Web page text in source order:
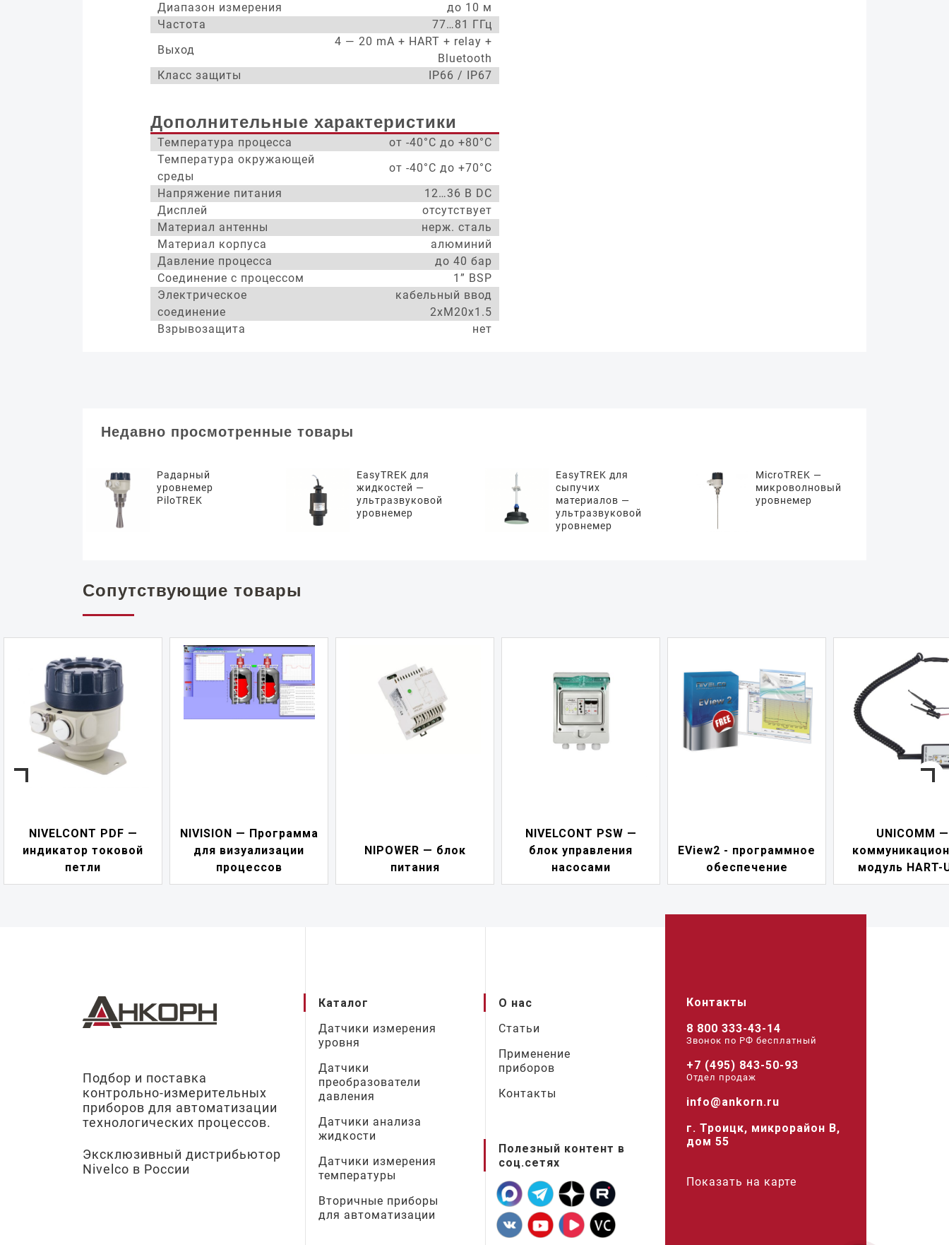
Диапазон измерения
до 10 м
Частота
77…81 ГГц
Выход
4 — 20 mA + HART + relay +
Bluetooth
Класс защиты
IP66 / IP67
Дополнительные характеристики
Температура процесса
от -40°С до +80°С
Температура окружающей
среды
от -40°С до +70°С
Напряжение питания
12…36 В DC
Дисплей
отсутствует
Материал антенны
нерж. сталь
Материал корпуса
алюминий
Давление процесса
до 40 бар
Соединение с процессом
1” BSP
Электрическое
соединение
кабельный ввод
2xM20x1.5
Взрывозащита
нет
Недавно просмотренные товары
Радарный
уровнемер
PiloTREK
EasyTREK для
жидкостей —
ультразвуковой
уровнемер
EasyTREK для
сыпучих
материалов —
ультразвуковой
уровнемер
MicroTREK —
микроволновый
уровнемер
Сопутствующие товары
NIVELCONT PDF —
индикатор токовой
петли
NIVISION — Программа
для визуализации
процессов
NIPOWER — блок
питания
NIVELCONT PSW —
блок управления
насосами
EView2 - программное
обеспечение
UNICOMM —
модуль HART-
Подбор и поставка
контрольно-измерительных
приборов для автоматизации
технологических процессов.
Эксклюзивный дистрибьютор
Nivelco в России
Каталог
Датчики измерения
уровня
Датчики
преобразователи
давления
Датчики анализа
жидкости
Датчики измерения
температуры
Вторичные приборы
для автоматизации
О нас
Статьи
Применение
приборов
Контакты
Полезный контент в
соц.сетях
Контакты
8 800 333-43-14
Звонок по РФ беcплатный
+7 (495) 843-50-93
Отдел продаж
info@ankorn.ru
г. Троицк, микрорайон В,
дом 55
Показать на карте